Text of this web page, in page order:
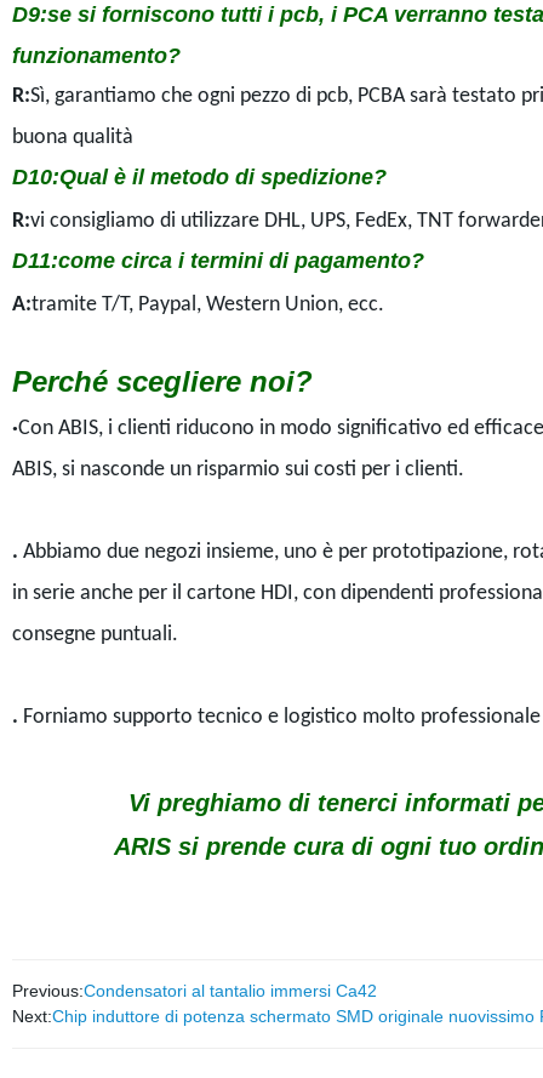
D9:se si forniscono tutti i pcb, i PCA verranno
funzionamento?
R:Sì, garantiamo che ogni pezzo di pcb, PCBA sarà testato
buona qualità
D10:Qual è il metodo di spedizione?
R:vi consigliamo di utilizzare DHL, UPS, FedEx, TNT
D11:come circa i termini di pagamento?
A:tramite T/T, Paypal, Western Union, ecc.
Perché scegliere noi?
·Con ABIS, i clienti riducono in modo significativo ed
ABIS, si nasconde un risparmio sui costi per i clienti.
. Abbiamo due negozi insieme, uno è per prototipazione,
in serie anche per il cartone HDI, con dipendenti
consegne puntuali.
. Forniamo supporto tecnico e logistico molto
Vi preghiamo di tenerci informati per
ARIS si prende cura di ogni tuo
Previous:Condensatori al tantalio immersi Ca42
Next:Chip induttore di potenza schermato SMD originale